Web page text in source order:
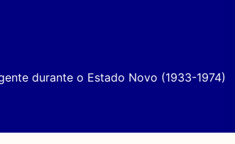
durante o Estado Novo (1933-1974)